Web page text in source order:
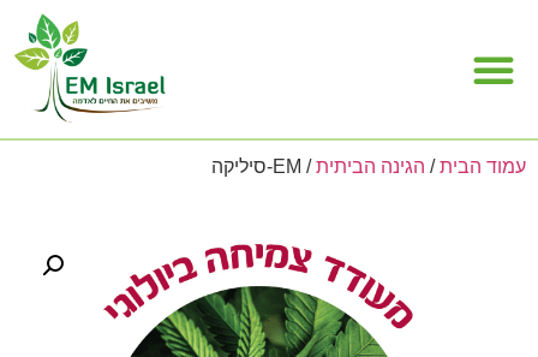
עמוד הבית/ הגינה הביתית/ EM-סיליקה